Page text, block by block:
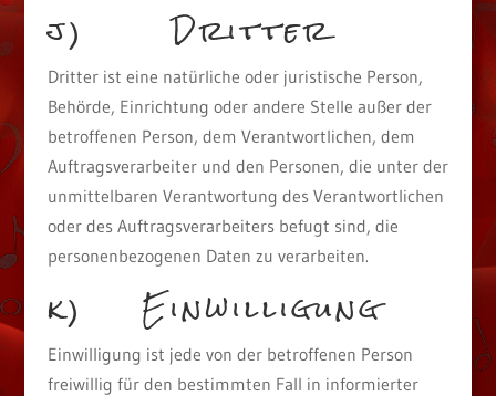
j) Dritter
Dritter ist eine natürliche oder juristische Person,
Behörde, Einrichtung oder andere Stelle außer der
betroffenen Person, dem Verantwortlichen, dem
Auftragsverarbeiter und den Personen, die unter der
unmittelbaren Verantwortung des Verantwortlichen
oder des Auftragsverarbeiters befugt sind, die
personenbezogenen Daten zu verarbeiten.
k) Einwilligung
Einwilligung ist jede von der betroffenen Person
freiwillig für den bestimmten Fall in informierter